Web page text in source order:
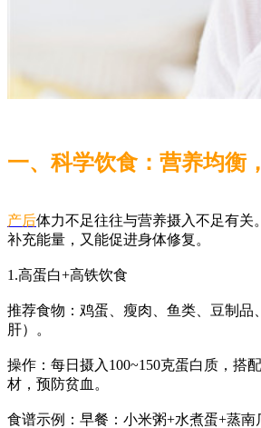
一、科学饮食：营养均衡
产后体力不足往往与营养摄入不足有关
补充能量，又能促进身体修复。
1.高蛋白+高铁饮食
推荐食物：鸡蛋、瘦肉、鱼类、豆制品
肝）。
操作：每日摄入100~150克蛋白质，搭
材，预防贫血。
食谱示例：早餐：小米粥+水煮蛋+蒸